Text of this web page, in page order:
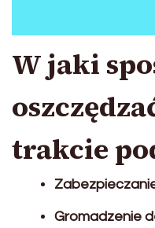
W jaki
trakcie
Gromadzenie